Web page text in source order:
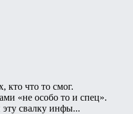
кто что то смог.
«не особо то и спец».
свалку инфы...